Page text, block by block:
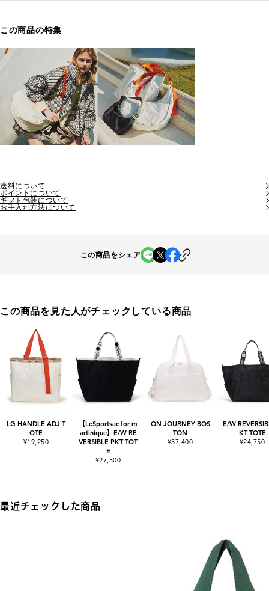
この商品の特集
送料について
ポイントについて
ギフト包装について
お手入れ方法について
この商品をシェア
この商品を見た人がチェックしている商品
LG HANDLE ADJ T
OTE
¥19,250
【LeSportsac for m
artinique】E/W RE
VERSIBLE PKT TOT
E
¥27,500
ON JOURNEY BOS
TON
¥37,400
E/W
KT TOTE
¥24,750
最近チェックした商品